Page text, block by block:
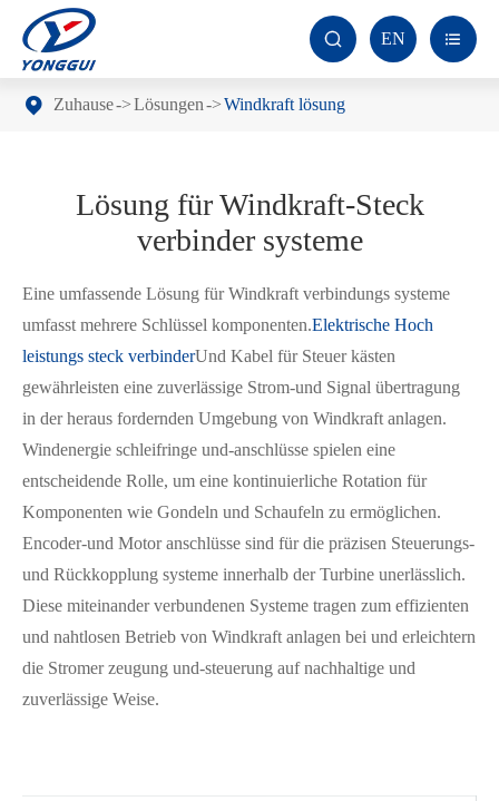
 EN 
Zuhause Lösungen Windkraft lösung
Lösung für Windkraft-Steck
verbinder systeme
Eine umfassende Lösung für Windkraft verbindungs systeme
umfasst mehrere Schlüssel komponenten.Elektrische Hoch
leistungs steck verbinderUnd Kabel für Steuer kästen
gewährleisten eine zuverlässige Strom-und Signal übertragung
in der heraus fordernden Umgebung von Windkraft anlagen.
Windenergie schleifringe und-anschlüsse spielen eine
entscheidende Rolle, um eine kontinuierliche Rotation für
Komponenten wie Gondeln und Schaufeln zu ermöglichen.
Encoder-und Motor anschlüsse sind für die präzisen Steuerungs-
und Rückkopplung systeme innerhalb der Turbine unerlässlich.
Diese miteinander verbundenen Systeme tragen zum effizienten
und nahtlosen Betrieb von Windkraft anlagen bei und erleichtern
die Stromer zeugung und-steuerung auf nachhaltige und
zuverlässige Weise.